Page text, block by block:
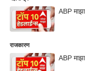
ABP
राजकारण
ABP